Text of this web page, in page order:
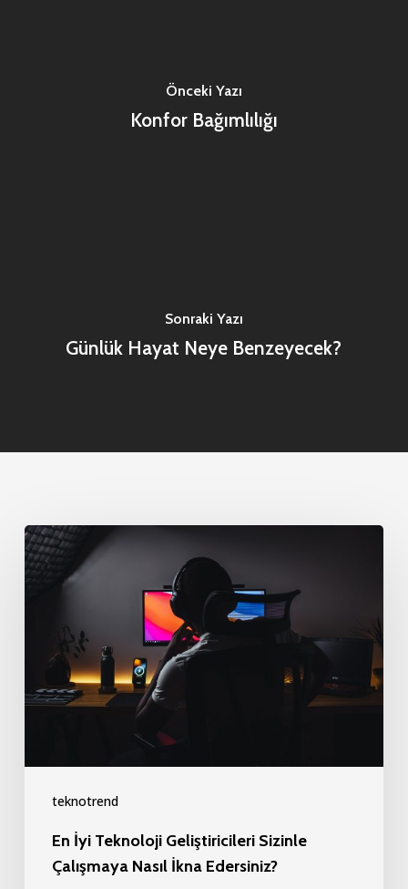
Önceki Yazı
Konfor Bağımlılığı
Sonraki Yazı
Günlük Hayat Neye Benzeyecek?
teknotrend
En
İyi
Geliştiricileri
Sizinle
Çalışmaya
Edersiniz?
En İyi Teknoloji Geliştiricileri Sizinle
Çalışmaya Nasıl İkna Edersiniz?